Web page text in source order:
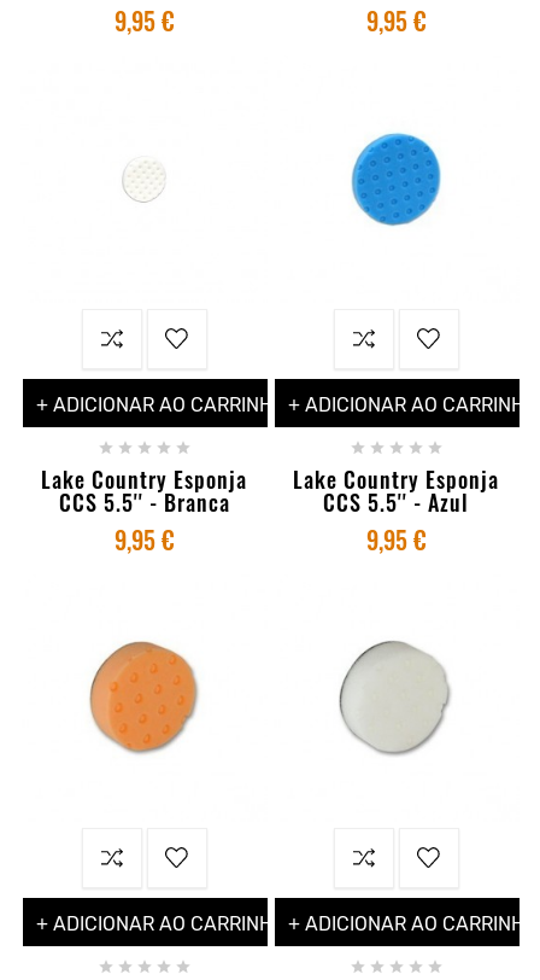
9,95 € 9,95 €
+ ADICIONAR AO CARRINHO
    
Lake Country Esponja
CCS 5.5'' - Branca
9,95 €
+ ADICIONAR AO CARRINHO
    
Lake Country Esponja
CCS 5.5'' - Azul
9,95 €
+ ADICIONAR AO CARRINHO
    
+ ADICIONAR AO CARRINHO
    